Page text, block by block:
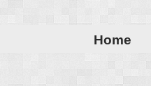
Home